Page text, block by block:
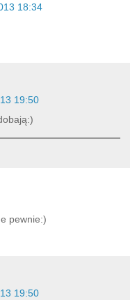
18:34
19:50
pewnie:)
19:50